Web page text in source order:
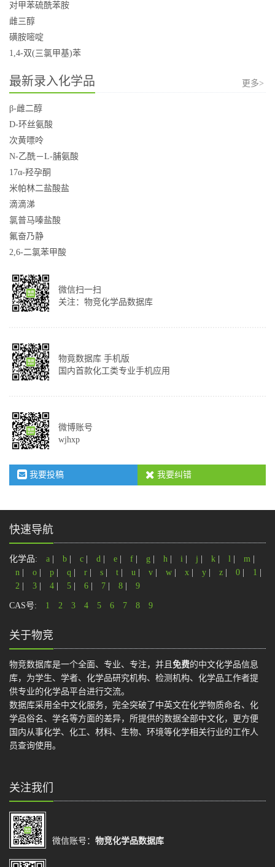
对甲苯硫酰苯胺
雌三醇
磺胺嘧啶
1,4-双(三氯甲基)苯
最新录入化学品 更多>
β-雌二醇
D-环丝氨酸
次黄嘌呤
N-乙酰－L-脯氨酸
17α-羟孕酮
米帕林二盐酸盐
滴滴涕
氯普马嗪盐酸
氟奋乃静
2,6-二氯苯甲酸
微信扫一扫
关注：物竞化学品数据库
物竟数据库 手机版
国内首款化工类专业手机应用
微博账号
wjhxp
我要投稿 我要纠错
快速导航
化学品: a b c d e f g h i j k l m
n
o p q r s t u v w x y z 0 1
2
3 4 5 6 7 8 9
CAS号: 1 2 3 4 5 6 7 8 9
关于物竞
物竞数据库是一个全面、专业、专注，并且 免费的中文化学品信息
库，为学生、学者、化学品研究机构、检测机构、化学品工作者提
供专业的化学品平台进行交流。
数据库采用全中文化服务，完全突破了中英文在化学物质命名、化
学品俗名、学名等方面的差异，所提供的数据全部中文化，更方便
国内从事化学、化工、材料、生物、环境等化学相关行业的工作人
员查询使用。
关注我们
微信账号： 物竞化学品数据库